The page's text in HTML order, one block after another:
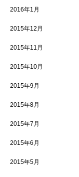
2016年1月
2015年12月
2015年11月
2015年10月
2015年9月
2015年8月
2015年7月
2015年6月
2015年5月